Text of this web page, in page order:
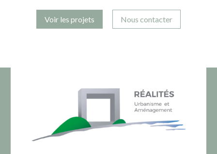
Voir les projets Nous contacter